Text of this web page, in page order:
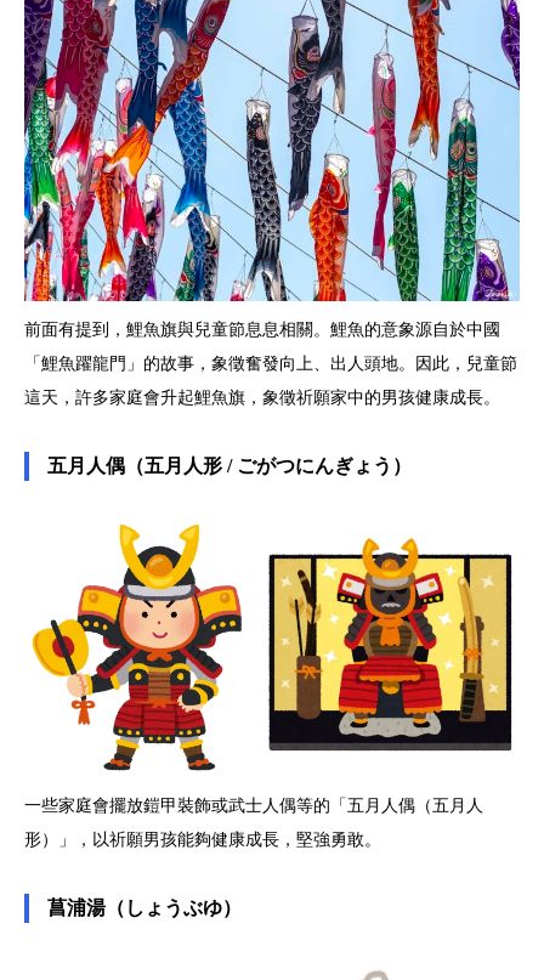
前面有提到，鯉魚旗與兒童節息息相關。鯉魚的意象源自於中國
「鯉魚躍龍門」的故事，象徵奮發向上、出人頭地。因此，兒童節
這天，許多家庭會升起鯉魚旗，象徵祈願家中的男孩健康成長。
五月人偶（五月人形 / ごがつにんぎょう）
一些家庭會擺放鎧甲裝飾或武士人偶等的「五月人偶（五月人
形）」，以祈願男孩能夠健康成長，堅強勇敢。
菖浦湯（しょうぶゆ）